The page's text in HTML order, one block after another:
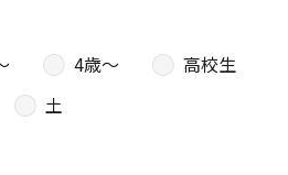
4歳〜
高校生
土